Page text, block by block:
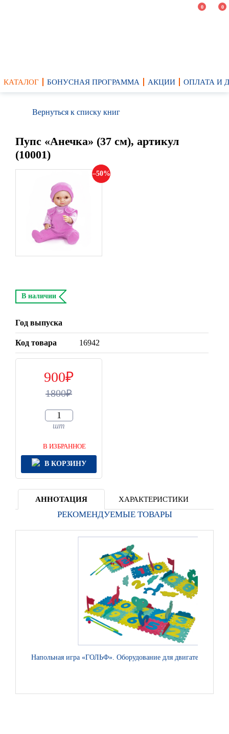
0 0
КАТАЛОГ БОНУСНАЯ ПРОГРАММА АКЦИИ ОПЛАТА И
Вернуться к списку книг
Пупс «Анечка» (37 см), артикул
(10001)
50
В наличии
Год выпуска
Код товара 16942
900
1800
шт
В ИЗБРАННОЕ
В КОРЗИНУ
АННОТАЦИЯ ХАРАКТЕРИСТИКИ
РЕКОМЕНДУЕМЫЕ ТОВАРЫ
Напольная игра «ГОЛЬФ». Оборудование для двигательной